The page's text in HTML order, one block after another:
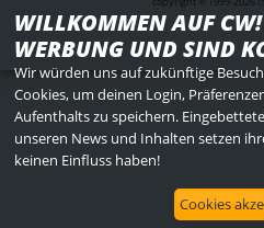
WILLKOMMEN AUF
WERBUNG UND SIND
Wir würden uns auf zukünftige
Cookies, um deinen Login,
Aufenthalts zu speichern.
unseren News und Inhalten setzen
keinen Einfluss haben!
Cookies